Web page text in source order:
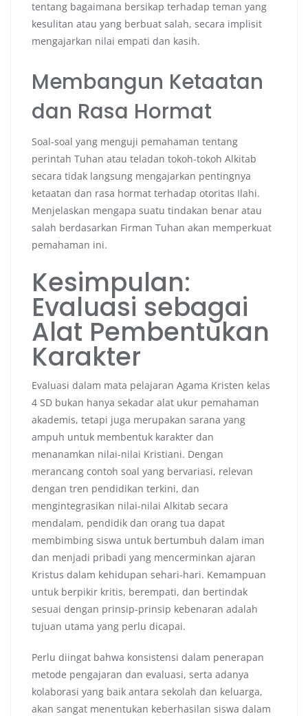
tentang bagaimana bersikap terhadap teman yang
kesulitan atau yang berbuat salah, secara implisit
mengajarkan nilai empati dan kasih.
Membangun Ketaatan
dan Rasa Hormat
Soal-soal yang menguji pemahaman tentang
perintah Tuhan atau teladan tokoh-tokoh Alkitab
secara tidak langsung mengajarkan pentingnya
ketaatan dan rasa hormat terhadap otoritas Ilahi.
Menjelaskan mengapa suatu tindakan benar atau
salah berdasarkan Firman Tuhan akan memperkuat
pemahaman ini.
Kesimpulan:
Evaluasi sebagai
Alat Pembentukan
Karakter
Evaluasi dalam mata pelajaran Agama Kristen kelas
4 SD bukan hanya sekadar alat ukur pemahaman
akademis, tetapi juga merupakan sarana yang
ampuh untuk membentuk karakter dan
menanamkan nilai-nilai Kristiani. Dengan
merancang contoh soal yang bervariasi, relevan
dengan tren pendidikan terkini, dan
mengintegrasikan nilai-nilai Alkitab secara
mendalam, pendidik dan orang tua dapat
membimbing siswa untuk bertumbuh dalam iman
dan menjadi pribadi yang mencerminkan ajaran
Kristus dalam kehidupan sehari-hari. Kemampuan
untuk berpikir kritis, berempati, dan bertindak
sesuai dengan prinsip-prinsip kebenaran adalah
tujuan utama yang perlu dicapai.
Perlu diingat bahwa konsistensi dalam penerapan
metode pengajaran dan evaluasi, serta adanya
kolaborasi yang baik antara sekolah dan keluarga,
akan sangat menentukan keberhasilan siswa dalam